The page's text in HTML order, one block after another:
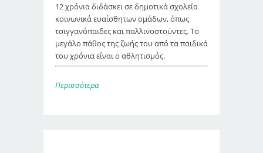
12 χρόνια διδάσκει σε δημοτικά σχολεία
κοινωνικά ευαίσθητων ομάδων, όπως
τσιγγανόπαιδες και παλλινοστούντες. Το
μεγάλο πάθος της ζωής του από τα παιδικά
του χρόνια είναι ο αθλητισμός.
Περισσότερα